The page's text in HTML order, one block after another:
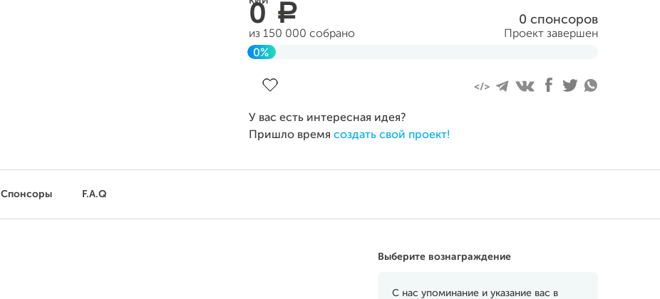
0 a
из 150 000 собрано
0 спонсоров
Проект завершен
0%
У вас есть интересная идея?
Пришло время создать свой проект!
Спонсоры F.A.Q
Выберите вознаграждение
С нас упоминание и указание вас в